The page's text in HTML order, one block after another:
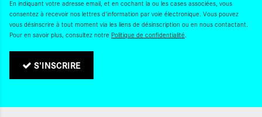
En indiquant votre adresse email, et en cochant la ou les cases associées, vous
consentez à recevoir nos lettres d'information par voie électronique. Vous pouvez
vous désinscrire à tout moment via les liens de désinscription ou en nous contactant.
Pour en savoir plus, consultez notre Politique de confidentialité.
S'INSCRIRE